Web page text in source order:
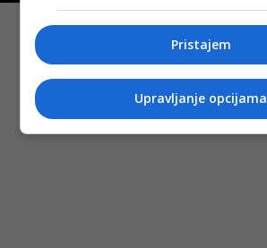
Pristajem
Upravljanje opcijama